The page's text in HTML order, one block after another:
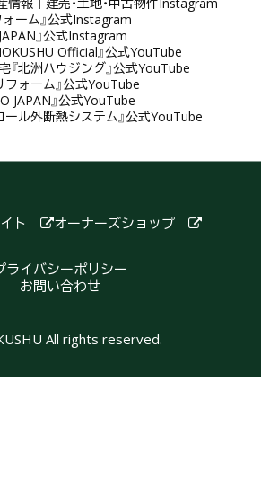
ォーム』公式Instagram
』公式Instagram
Official』公式YouTube
『北洲ハウジング』公式YouTube
フォーム』公式YouTube
JAPAN』公式YouTube
ール外断熱システム』公式YouTube
ト オーナーズショップ
ライバシーポリシー
お問い合わせ
All rights reserved.